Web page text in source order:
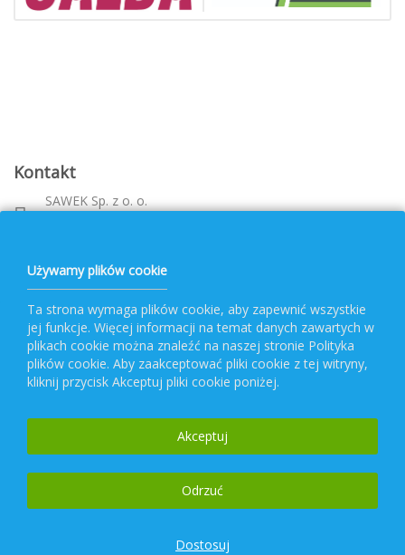
Kontakt
SAWEK Sp. z o. o.
Metalowca 26, 39-460 Nowa Dęba
+ 48 796 477 417
Obsługa PVF
Popularne kategorie
Używamy plików cookie
Ta strona wymaga plików cookie, aby zapewnić wszystkie
jej funkcje. Więcej informacji na temat danych zawartych w
plikach cookie można znaleźć na naszej stronie Polityka
plików cookie. Aby zaakceptować pliki cookie z tej witryny,
kliknij przycisk Akceptuj pliki cookie poniżej.
Akceptuj
Odrzuć
Dostosuj